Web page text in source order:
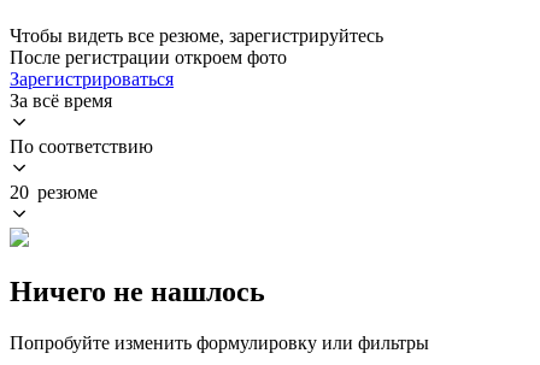
Чтобы видеть все резюме, зарегистрируйтесь
После регистрации откроем фото
Зарегистрироваться
За всё время
По соответствию
20 резюме
Ничего не нашлось
Попробуйте изменить формулировку или фильтры